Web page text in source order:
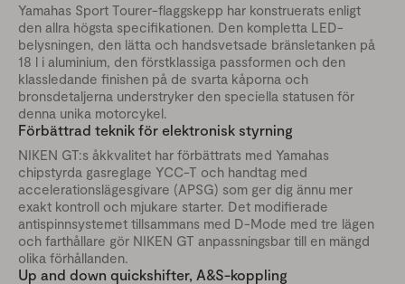
Yamahas Sport Tourer-flaggskepp har konstruerats enligt
den allra högsta specifikationen. Den kompletta LED-
belysningen, den lätta och handsvetsade bränsletanken på
18 l i aluminium, den förstklassiga passformen och den
klassledande finishen på de svarta kåporna och
bronsdetaljerna understryker den speciella statusen för
denna unika motorcykel.
Förbättrad teknik för elektronisk styrning
NIKEN GT:s åkkvalitet har förbättrats med Yamahas
chipstyrda gasreglage YCC-T och handtag med
accelerationslägesgivare (APSG) som ger dig ännu mer
exakt kontroll och mjukare starter. Det modifierade
antispinnsystemet tillsammans med D-Mode med tre lägen
och farthållare gör NIKEN GT anpassningsbar till en mängd
olika förhållanden.
Up and down quickshifter, A&S-koppling